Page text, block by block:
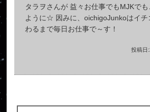
タラヲさんが 益々お仕事でもMJKで
ように☆ 因みに、oichigoJunkoはイチ
わるまで毎日お仕事で～す！
投稿日